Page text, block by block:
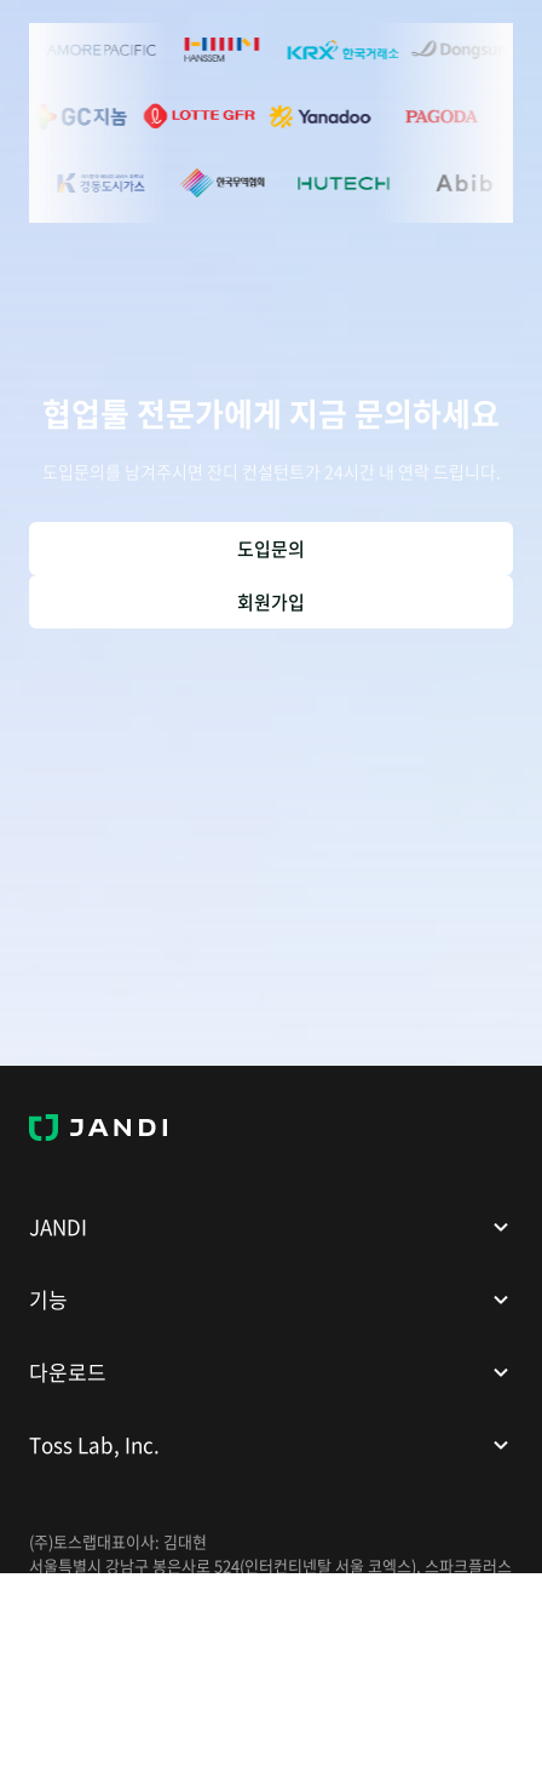
협업툴 전문가에게 지금 문의하세요
도입문의를 남겨주시면 잔디 컨설턴트가 24시간 내 연락 드립니다.
도입문의
회원가입
J
A
JANDI
기능
다운로드
Toss Lab, Inc.
(주)토스랩대표이사: 김대현
서울특별시 강남구 봉은사로 524(인터컨티넨탈 서울 코엑스), 스파크플러스